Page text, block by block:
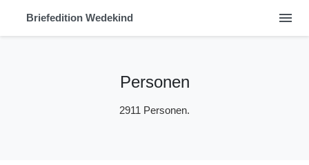
Briefedition Wedekind menu
Personen
2911 Personen.